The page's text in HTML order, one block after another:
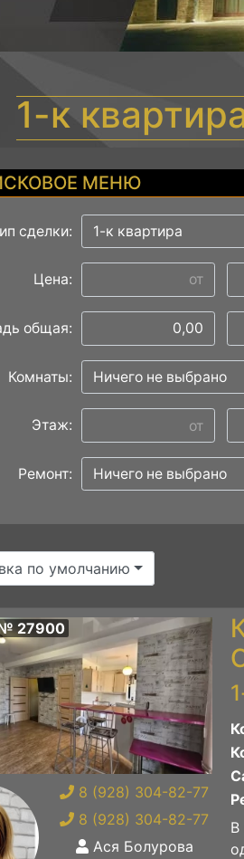
1-к
МЕНЮ
сделки: 1-к квартира
Цена:
общая:
Комнаты: Ничего не выбрано
Этаж:
Ремонт: Ничего не выбрано
по умолчанию
27900
8 (928) 304-82-77
8 (928) 304-82-77
Ася Болурова
В